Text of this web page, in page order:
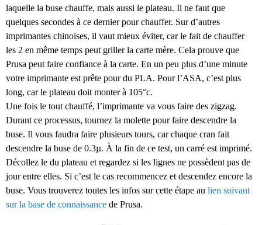
laquelle la buse chauffe, mais aussi le plateau. Il ne faut que
quelques secondes à ce dernier pour chauffer. Sur d’autres
imprimantes chinoises, il vaut mieux éviter, car le fait de chauffer
les 2 en même temps peut griller la carte mère. Cela prouve que
Prusa peut faire confiance à la carte. En un peu plus d’une minute
votre imprimante est prête pour du PLA. Pour l’ASA, c’est plus
long, car le plateau doit monter à 105°c.
Une fois le tout chauffé, l’imprimante va vous faire des zigzag.
Durant ce processus, tournez la molette pour faire descendre la
buse. Il vous faudra faire plusieurs tours, car chaque cran fait
descendre la buse de 0.3µ. À la fin de ce test, un carré est imprimé.
Décollez le du plateau et regardez si les lignes ne possèdent pas de
jour entre elles. Si c’est le cas recommencez et descendez encore la
buse. Vous trouverez toutes les infos sur cette étape au lien suivant
sur la base de connaissance de Prusa.